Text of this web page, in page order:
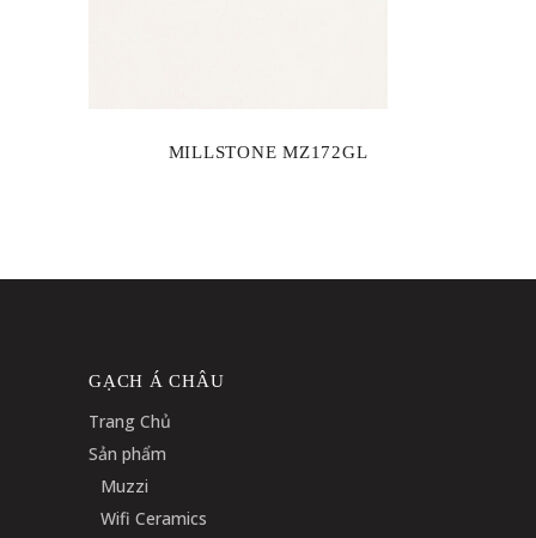
MILLSTONE MZ172GL
GẠCH Á CHÂU
Trang Chủ
Sản phẩm
Muzzi
Wifi Ceramics